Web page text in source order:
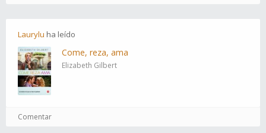
Laurylu ha leído
Come, reza, ama
Elizabeth Gilbert
Comentar